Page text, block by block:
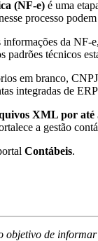
(NF-e) é uma
processo
da NF-
padrões técnicos
em branco,
integradas de
XML por até
a gestão
Contábeis.
de